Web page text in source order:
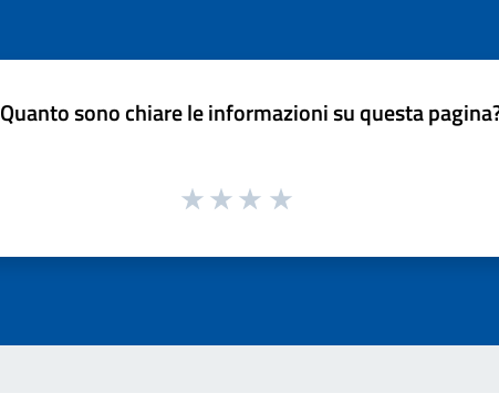
Quanto sono chiare le informazioni su questa